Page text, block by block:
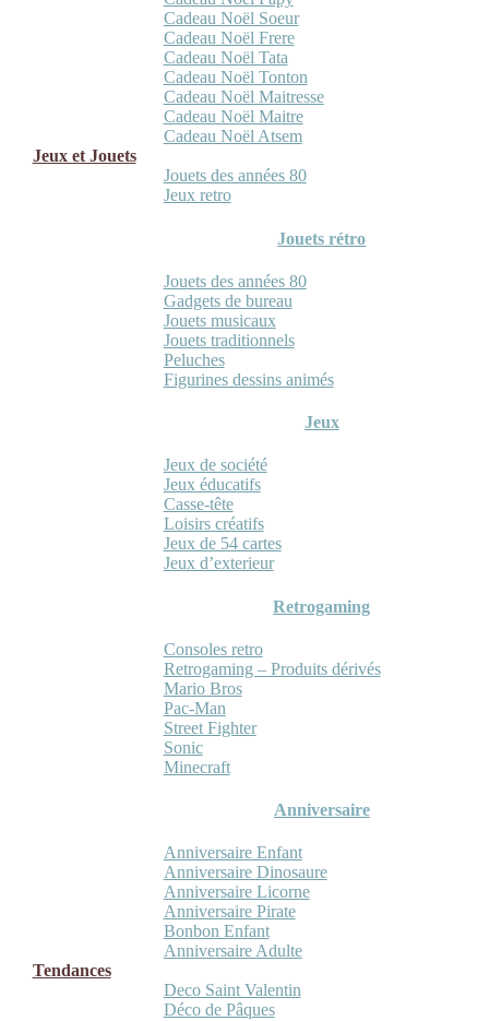
Cadeau Noël Soeur
Cadeau Noël Frere
Cadeau Noël Tata
Cadeau Noël Tonton
Cadeau Noël Maitresse
Cadeau Noël Maitre
Cadeau Noël Atsem
Jeux et Jouets
Jouets des années 80
Jeux retro
Jouets rétro
Jouets des années 80
Gadgets de bureau
Jouets musicaux
Jouets traditionnels
Peluches
Figurines dessins animés
Jeux
Jeux de société
Jeux éducatifs
Casse-tête
Loisirs créatifs
Jeux de 54 cartes
Jeux d’exterieur
Retrogaming
Consoles retro
Retrogaming – Produits dérivés
Mario Bros
Pac-Man
Street Fighter
Sonic
Minecraft
Anniversaire
Anniversaire Enfant
Anniversaire Dinosaure
Anniversaire Licorne
Anniversaire Pirate
Bonbon Enfant
Anniversaire Adulte
Tendances
Deco Saint Valentin
Déco de Pâques